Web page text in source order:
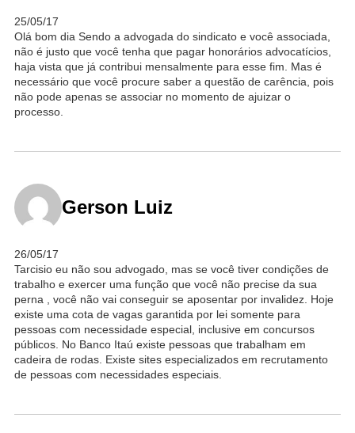
25/05/17
Olá bom dia Sendo a advogada do sindicato e você associada,
não é justo que você tenha que pagar honorários advocatícios,
haja vista que já contribui mensalmente para esse fim. Mas é
necessário que você procure saber a questão de carência, pois
não pode apenas se associar no momento de ajuizar o
processo.
Gerson Luiz
26/05/17
Tarcisio eu não sou advogado, mas se você tiver condições de
trabalho e exercer uma função que você não precise da sua
perna , você não vai conseguir se aposentar por invalidez. Hoje
existe uma cota de vagas garantida por lei somente para
pessoas com necessidade especial, inclusive em concursos
públicos. No Banco Itaú existe pessoas que trabalham em
cadeira de rodas. Existe sites especializados em recrutamento
de pessoas com necessidades especiais.